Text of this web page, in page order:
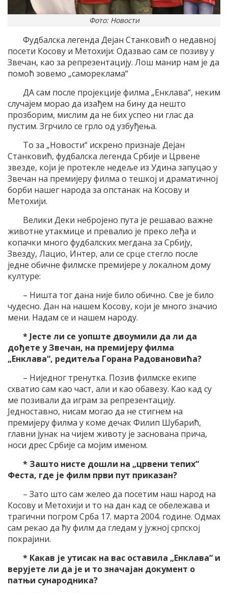
Фото: Новости
Фудбалска легенда Дејан Станковић о недавној
посети Косову и Метохији: Одазвао сам се позиву у
Звечан, као за репрезентацију. Лош манир нам је да
помоћ зовемо „самореклама“
ДА сам после пројекције филма „Енклава“, неким
случајем морао да изађем на бину да нешто
прозборим, мислим да не бих успео ни глас да
пустим. Згрчило се грло од узбуђења.
То за „Новости“ искрено признаје Дејан
Станковић, фудбалска легенда Србије и Црвене
звезде, који је протекле недеље из Удина запуцао у
Звечан на премијеру филма о тешкој и драматичној
борби нашег народа за опстанак на Косову и
Метохији.
Велики Деки небројено пута је решавао важне
животне утакмице и превалио је преко леђа и
копачки много фудбалских мегдана за Србију,
Звезду, Лацио, Интер, али се срце стегло после
једне обичне филмске премијере у локалном дому
културе:
– Ништа тог дана није било обично. Све је било
чудесно. Дан на нашем Косову, који је много значио
мени. Надам се и нашем народу.
* Јесте ли се уопште двоумили да ли да
дођете у Звечан, на премијеру филма
„Енклава“, редитеља Горана Радовановића?
– Ниједног тренутка. Позив филмске екипе
схватио сам као част, али и као обавезу. Као кад су
ме позивали да играм за репрезентацију.
Једноставно, нисам могао да не стигнем на
премијеру филма у коме дечак Филип Шубарић,
главни јунак на чијем животу је заснована прича,
носи дрес Србије са мојим именом.
* Зашто нисте дошли на „црвени тепих“
Феста, где је филм први пут приказан?
– Зато што сам желео да посетим наш народ на
Косову и Метохији и то на дан кад се обележава и
трагични погром Срба 17. марта 2004. године. Одмах
сам рекао да ћу филм да гледам у јужној српској
покрајини.
* Какав је утисак на вас оставила „Енклава“ и
верујете ли да је и то значајан документ о
патњи сународника?